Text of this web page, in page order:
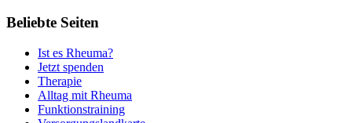
Beliebte Seiten
Ist es Rheuma?
Jetzt spenden
Therapie
Alltag mit Rheuma
Funktionstraining